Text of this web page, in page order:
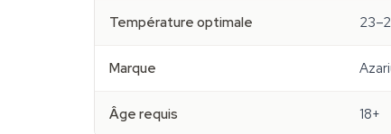
Température optimale
Marque
Âge requis 18+